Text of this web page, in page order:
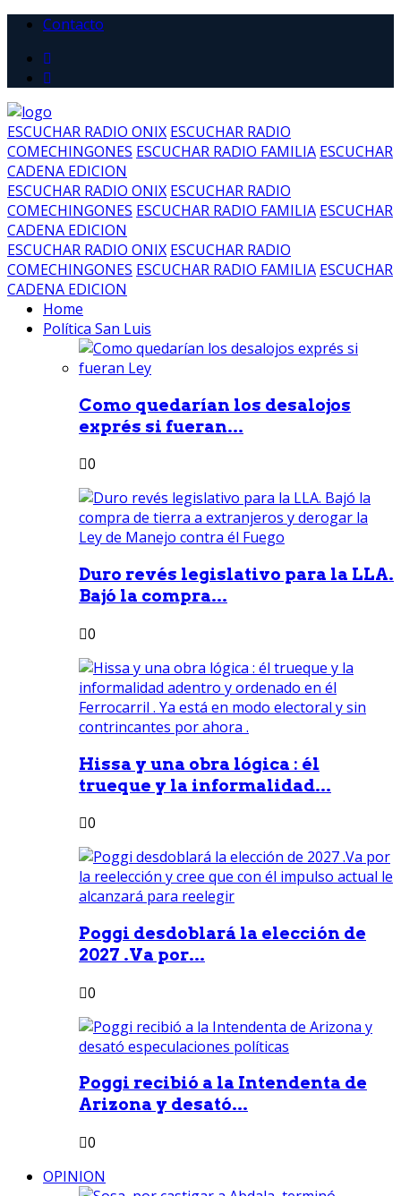
Contacto
ESCUCHAR RADIO ONIX ESCUCHAR RADIO
COMECHINGONES ESCUCHAR RADIO FAMILIA ESCUCHAR
CADENA EDICION
ESCUCHAR RADIO ONIX ESCUCHAR RADIO
COMECHINGONES ESCUCHAR RADIO FAMILIA ESCUCHAR
CADENA EDICION
ESCUCHAR RADIO ONIX ESCUCHAR RADIO
COMECHINGONES ESCUCHAR RADIO FAMILIA ESCUCHAR
CADENA EDICION
Home
Política San Luis
Como quedarían los desalojos
exprés si fueran...
0
Duro revés legislativo para la LLA.
Bajó la compra...
0
Hissa y una obra lógica : él
trueque y la informalidad...
0
Poggi desdoblará la elección de
2027 .Va por...
0
Poggi recibió a la Intendenta de
Arizona y desató...
0
OPINION